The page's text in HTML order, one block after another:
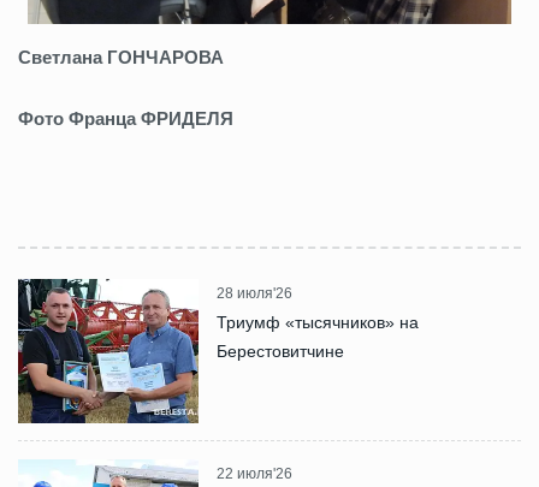
Светлана ГОНЧАРОВА
Фото Франца ФРИДЕЛЯ
28 июля'26
Триумф «тысячников» на
Берестовитчине
22 июля'26